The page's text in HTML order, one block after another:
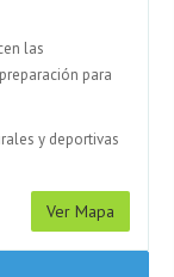
las
para
y deportivas
Ver Mapa